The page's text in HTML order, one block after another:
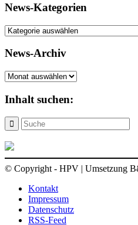
News-Kategorien
News-
News-Archiv
News-
Inhalt suchen:
© Copyright - HPV | Umsetzung
Kontakt
Impressum
Datenschutz
RSS-Feed